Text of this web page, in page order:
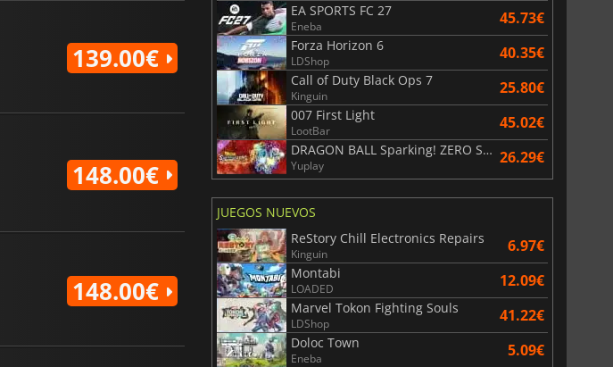
139.00€
148.00€
148.00€
EA SPORTS FC 27
Eneba 45.73€
Forza Horizon 6
LDShop 40.35€
Call of Duty Black Ops 7
Kinguin 25.80€
007 First Light
LootBar 45.02€
DRAGON BALL Sparking! ZERO Super Limit Breaking NEO
Yuplay 26.29€
JUEGOS NUEVOS
ReStory Chill Electronics Repairs
Kinguin 6.97€
Montabi
LOADED 12.09€
Marvel Tokon Fighting Souls
LDShop 41.22€
Doloc Town
Eneba 5.09€